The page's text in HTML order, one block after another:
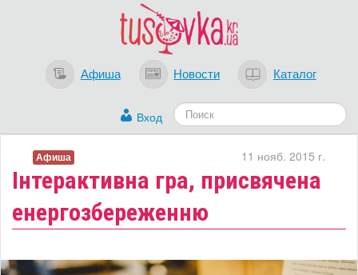
Афиша Новости Каталог
Вход
Інтерактивна гра, присвячена
енергозбереженню
11 нояб. 2015 г.
Афиша